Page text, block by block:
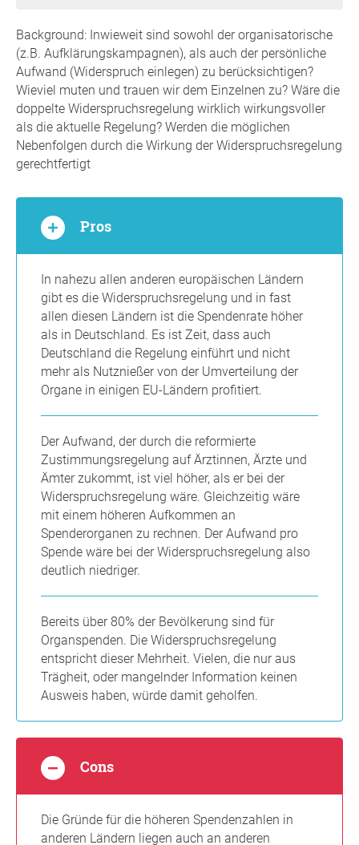
Background: Inwieweit sind sowohl der organisatorische
(z.B. Aufklärungskampagnen), als auch der persönliche
Aufwand (Widerspruch einlegen) zu berücksichtigen?
Wieviel muten und trauen wir dem Einzelnen zu? Wäre die
doppelte Widerspruchsregelung wirklich wirkungsvoller
als die aktuelle Regelung? Werden die möglichen
Nebenfolgen durch die Wirkung der Widerspruchsregelung
gerechtfertigt
Pros
In nahezu allen anderen europäischen Ländern
gibt es die Widerspruchsregelung und in fast
allen diesen Ländern ist die Spendenrate höher
als in Deutschland. Es ist Zeit, dass auch
Deutschland die Regelung einführt und nicht
mehr als Nutznießer von der Umverteilung der
Organe in einigen EU-Ländern profitiert.
Der Aufwand, der durch die reformierte
Zustimmungsregelung auf Ärztinnen, Ärzte und
Ämter zukommt, ist viel höher, als er bei der
Widerspruchsregelung wäre. Gleichzeitig wäre
mit einem höheren Aufkommen an
Spenderorganen zu rechnen. Der Aufwand pro
Spende wäre bei der Widerspruchsregelung also
deutlich niedriger.
Bereits über 80% der Bevölkerung sind für
Organspenden. Die Widerspruchsregelung
entspricht dieser Mehrheit. Vielen, die nur aus
Trägheit, oder mangelnder Information keinen
Ausweis haben, würde damit geholfen.
Cons
Die Gründe für die höheren Spendenzahlen in
anderen Ländern liegen auch an anderen